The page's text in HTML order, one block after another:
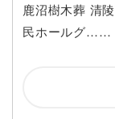
鹿沼樹木葬 清
民ホールグ……